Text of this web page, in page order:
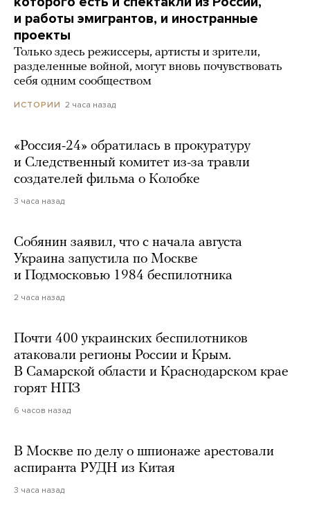
и работы эмигрантов, и иностранные
проекты
Только здесь режиссеры, артисты и зрители,
разделенные войной, могут вновь почувствовать
себя одним сообществом
ИСТОРИИ 2 часа назад
«Россия-24» обратилась в прокуратуру
и Следственный комитет из-за травли
создателей фильма о Колобке
3 часа назад
Собянин заявил, что с начала августа
Украина запустила по Москве
и Подмосковью 1984 беспилотника
2 часа назад
Почти 400 украинских беспилотников
атаковали регионы России и Крым.
В Самарской области и Краснодарском крае
горят НПЗ
6 часов назад
В Москве по делу о шпионаже арестовали
аспиранта РУДН из Китая
3 часа назад